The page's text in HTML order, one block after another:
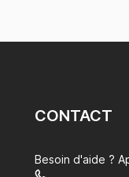
CONTACT
Besoin d'aide ?